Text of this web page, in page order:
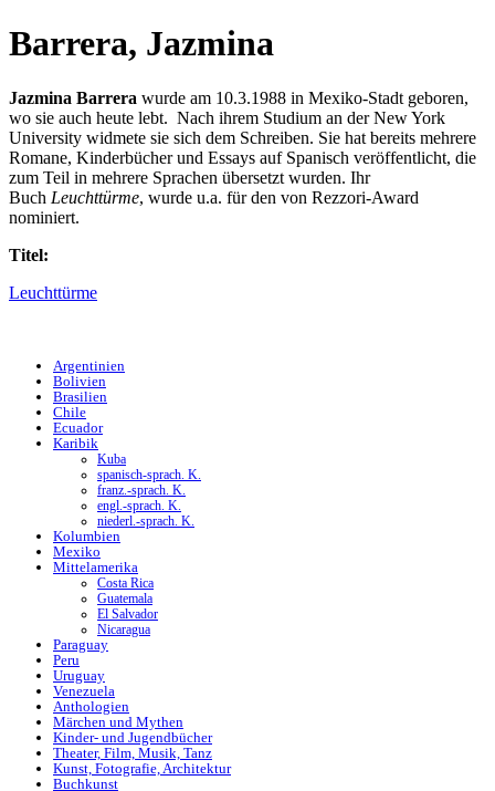
Barrera, Jazmina
Jazmina Barrera wurde am 10.3.1988 in Mexiko-Stadt geboren,
wo sie auch heute lebt. Nach ihrem Studium an der New York
University widmete sie sich dem Schreiben. Sie hat bereits mehrere
Romane, Kinderbücher und Essays auf Spanisch veröffentlicht, die
zum Teil in mehrere Sprachen übersetzt wurden. Ihr
Buch Leuchttürme, wurde u.a. für den von Rezzori-Award
nominiert.
Titel:
Leuchttürme
Argentinien
Bolivien
Brasilien
Chile
Ecuador
Karibik
Kuba
spanisch-sprach. K.
franz.-sprach. K.
engl.-sprach. K.
niederl.-sprach. K.
Kolumbien
Mexiko
Mittelamerika
Costa Rica
Guatemala
El Salvador
Nicaragua
Paraguay
Peru
Uruguay
Venezuela
Anthologien
Märchen und Mythen
Kinder- und Jugendbücher
Theater, Film, Musik, Tanz
Kunst, Fotografie, Architektur
Buchkunst